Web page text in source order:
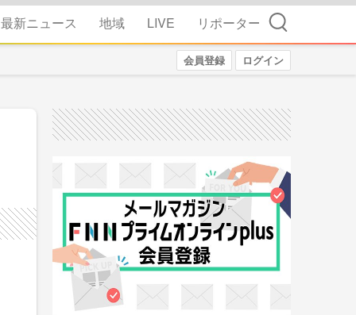
最新ニュース 地域 LIVE リポーター 検索
会員登録 ログイン